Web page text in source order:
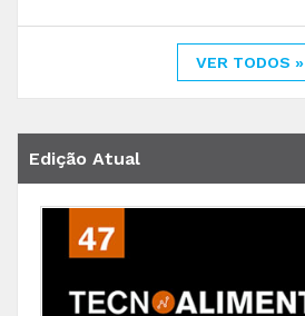
VER TODOS »
Edição Atual